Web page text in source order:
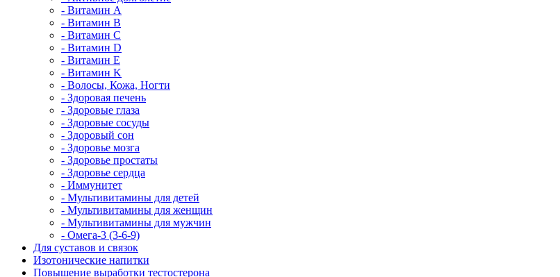
- Витамин A
- Витамин B
- Витамин C
- Витамин D
- Витамин E
- Витамин K
- Волосы, Кожа, Ногти
- Здоровая печень
- Здоровые глаза
- Здоровые сосуды
- Здоровый сон
- Здоровье мозга
- Здоровье простаты
- Здоровье сердца
- Иммунитет
- Мультивитамины для детей
- Мультивитамины для женщин
- Мультивитамины для мужчин
- Омега-3 (3-6-9)
Для суставов и связок
Изотонические напитки
Повышение выработки тестостерона